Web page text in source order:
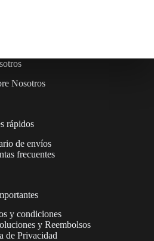
Nosotros
rápidos
de envíos
frecuentes
y condiciones
y Reembolsos
de Privacidad